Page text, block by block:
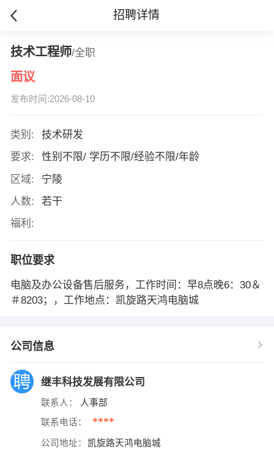
招聘详情
技术工程师/全职
面议
发布时间:2026-08-10
类别:
技术研发
要求:
性别不限/ 学历不限/经验不限/年龄
区域:
宁陵
人数:
若干
福利:
职位要求
电脑及办公设备售后服务，工作时间：早8点晚6：30＆
＃8203；，工作地点：凯旋路天鸿电脑城
公司信息
继丰科技发展有限公司
联系人： 人事部
联系电话： ****
公司地址： 凯旋路天鸿电脑城